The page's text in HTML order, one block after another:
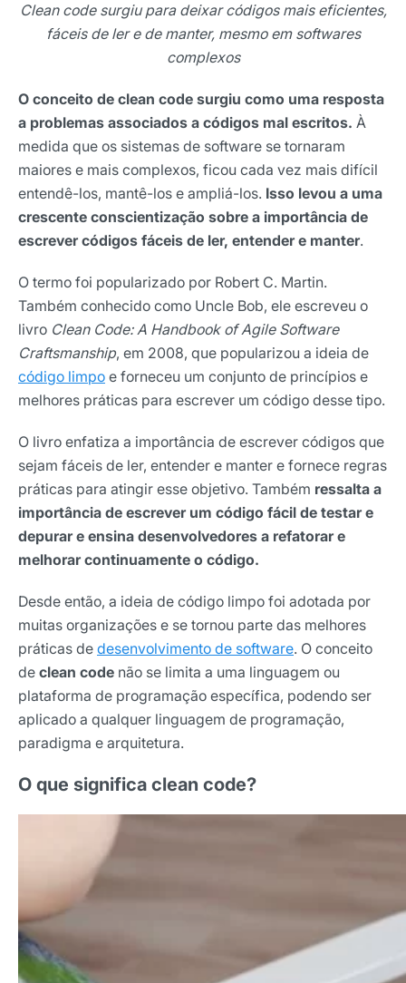
Clean code surgiu para deixar códigos mais eficientes,
fáceis de ler e de manter, mesmo em softwares
complexos
O conceito de clean code surgiu como uma resposta
a problemas associados a códigos mal escritos. À
medida que os sistemas de software se tornaram
maiores e mais complexos, ficou cada vez mais difícil
entendê-los, mantê-los e ampliá-los. Isso levou a uma
crescente conscientização sobre a importância de
escrever códigos fáceis de ler, entender e manter.
O termo foi popularizado por Robert C. Martin.
Também conhecido como Uncle Bob, ele escreveu o
livro Clean Code: A Handbook of Agile Software
Craftsmanship, em 2008, que popularizou a ideia de
código limpo e forneceu um conjunto de princípios e
melhores práticas para escrever um código desse tipo.
O livro enfatiza a importância de escrever códigos que
sejam fáceis de ler, entender e manter e fornece regras
práticas para atingir esse objetivo. Também ressalta a
importância de escrever um código fácil de testar e
depurar e ensina desenvolvedores a refatorar e
melhorar continuamente o código.
Desde então, a ideia de código limpo foi adotada por
muitas organizações e se tornou parte das melhores
práticas de desenvolvimento de software. O conceito
de clean code não se limita a uma linguagem ou
plataforma de programação específica, podendo ser
aplicado a qualquer linguagem de programação,
paradigma e arquitetura.
O que significa clean code?